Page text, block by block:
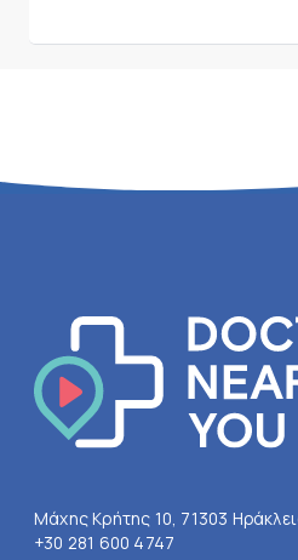
Μάχης Κρήτης 10, 71303
+30 281 600 4747